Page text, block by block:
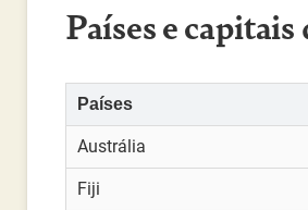
Países e capitais
Países
Austrália
Fiji